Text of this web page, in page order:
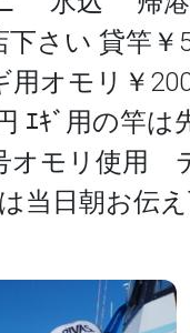
下さい 貸竿
オモリ￥
ｴｷﾞ用の竿は
オモリ使用
日朝お伝